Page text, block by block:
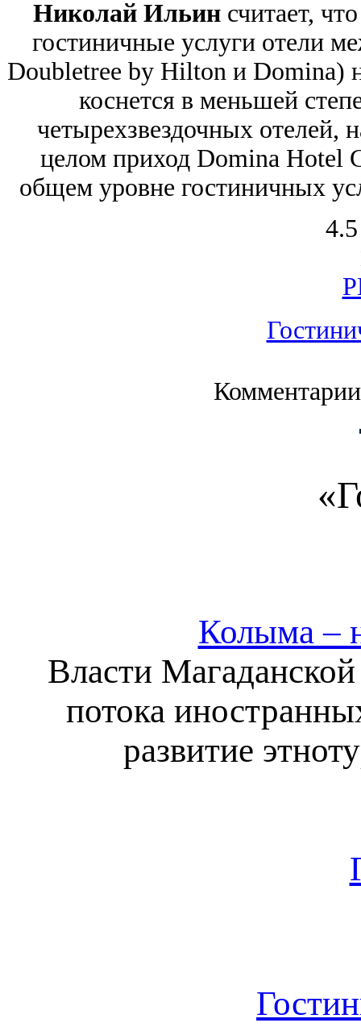
Николай Ильин считает,
гостиничные услуги отели
Doubletree by Hilton и Domina)
коснется в меньшей
четырехзвездочных отелей,
целом приход Domina Hotel
общем уровне гостиничных
Колыма –
Власти
потока
развитие